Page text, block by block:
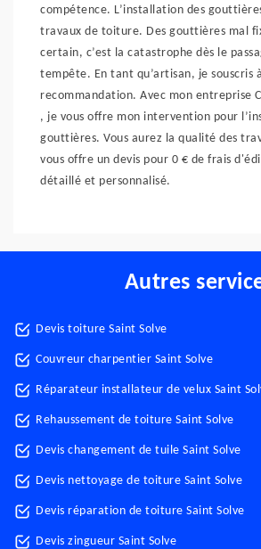
compétence. L’installation des
travaux de toiture. Des gouttières mal
certain, c’est la catastrophe dès le
tempête. En tant qu’artisan, je souscris
recommandation. Avec mon entreprise
, je vous offre mon intervention pour
gouttières. Vous aurez la qualité des
vous offre un devis pour 0 € de frais
détaillé et personnalisé.
Autres
Devis toiture Saint Solve
Couvreur charpentier Saint Solve
Réparateur installateur de velux Saint
Rehaussement de toiture Saint Solve
Devis changement de tuile Saint Solve
Devis nettoyage de toiture Saint Solve
Devis réparation de toiture Saint Solve
Devis zingueur Saint Solve